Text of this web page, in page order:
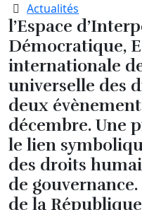
Actualités
l’Espace
Démocratique,
internationale
universelle des
deux
décembre. Une
le lien
des droits
de
de la